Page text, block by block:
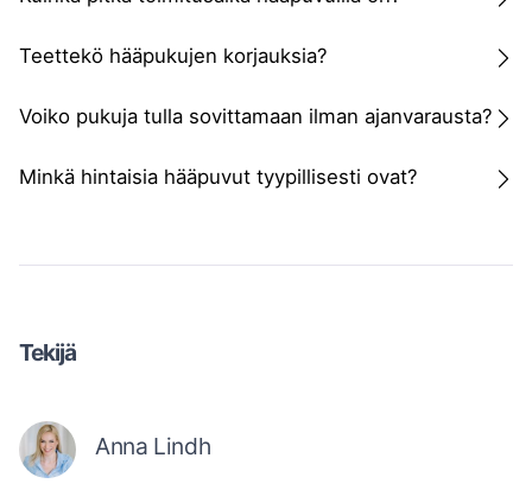
Teettekö hääpukujen korjauksia?
Voiko pukuja tulla sovittamaan ilman ajanvarausta?
Minkä hintaisia hääpuvut tyypillisesti ovat?
Tekijä
Anna Lindh